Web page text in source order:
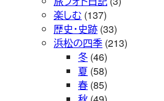
楽しむ (137)
歴史・史跡 (33)
浜松の四季 (213)
冬 (46)
夏 (58)
春 (85)